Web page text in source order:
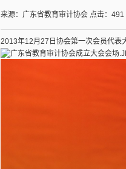
来源：广东省教育审计协会 点击： 491
2013年12月27日协会第一次会员代表